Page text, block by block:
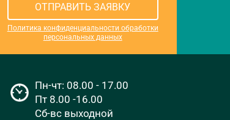
ОТПРАВИТЬ ЗАЯВКУ
Политика конфиденциальности обработки
персональных данных
Пн-чт: 08.00 - 17.00
Пт 8.00 -16.00
Сб-вс выходной